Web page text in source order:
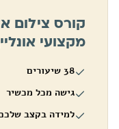
קורס צילום
מקצועי
38 שיעורים
גישה מכל מכשיר
למידה בקצב